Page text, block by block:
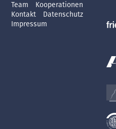
Team
Kooperationen
Kontakt
Datenschutz
Impressum